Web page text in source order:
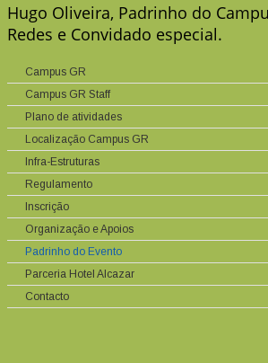
Hugo Oliveira, Padrinho do
Redes e Convidado especial.
Campus GR
Campus GR Staff
Plano de atividades
Localização Campus GR
Infra-Estruturas
Regulamento
Inscrição
Organização e Apoios
Padrinho do Evento
Parceria Hotel Alcazar
Contacto